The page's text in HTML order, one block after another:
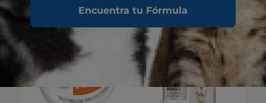
Encuentra tu Fórmula